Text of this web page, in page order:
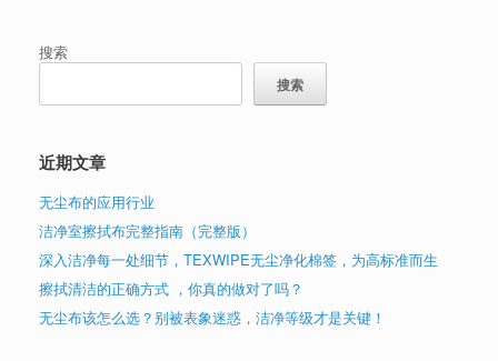
搜索
搜索
近期文章
无尘布的应用行业
洁净室擦拭布完整指南（完整版）
深入洁净每一处细节，TEXWIPE无尘净化棉签，为高标准而生
擦拭清洁的正确方式 ，你真的做对了吗？
无尘布该怎么选？别被表象迷惑，洁净等级才是关键！